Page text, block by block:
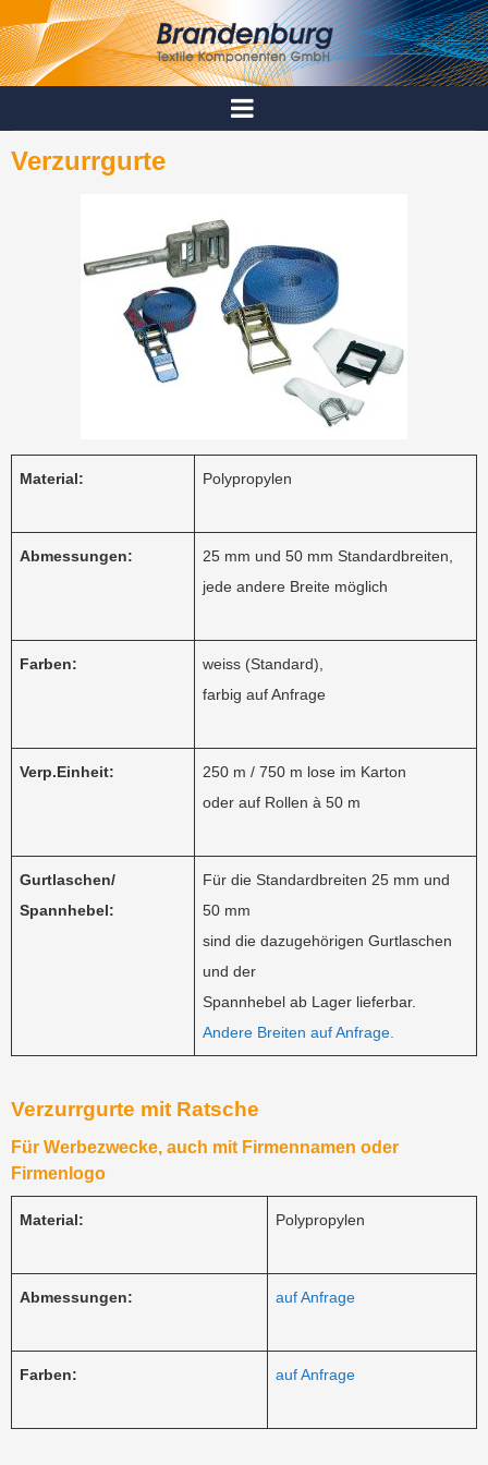
Verzurrgurte
Material: Polypropylen
Abmessungen:
25 mm und 50 mm Standardbreiten,
jede andere Breite möglich
Farben:
weiss (Standard),
farbig auf Anfrage
Verp.Einheit:
250 m / 750 m lose im Karton
oder auf Rollen à 50 m
Gurtlaschen/
Spannhebel:
Für die Standardbreiten 25 mm und
50 mm
sind die dazugehörigen Gurtlaschen
und der
Spannhebel ab Lager lieferbar.
Andere Breiten auf Anfrage.
Verzurrgurte mit Ratsche
Für Werbezwecke, auch mit Firmennamen oder
Firmenlogo
Material: Polypropylen
Abmessungen: auf Anfrage
Farben: auf Anfrage